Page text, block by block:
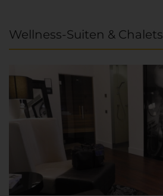
Wellness-Suiten & Chalets